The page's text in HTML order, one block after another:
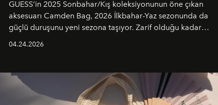
GUESS’in 2025 Sonbahar/Kış koleksiyonunun öne çıkan
aksesuarı Camden Bag, 2026 İlkbahar-Yaz sezonunda da
güçlü duruşunu yeni sezona taşıyor. Zarif olduğu kadar
04.24.2026